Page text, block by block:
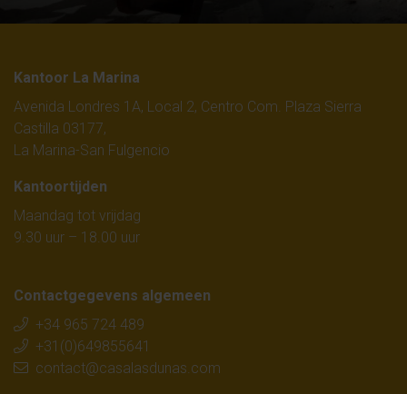
Kantoor La Marina
Avenida Londres 1A, Local 2, Centro Com. Plaza Sierra
Castilla 03177,
La Marina-San Fulgencio
Kantoortijden
Maandag tot vrijdag
9.30 uur – 18.00 uur
Contactgegevens algemeen
+34 965 724 489
+31(0)649855641
contact@casalasdunas.com